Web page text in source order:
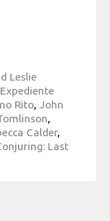
Leslie
Expediente
Rito, John
,
Calder,
Last